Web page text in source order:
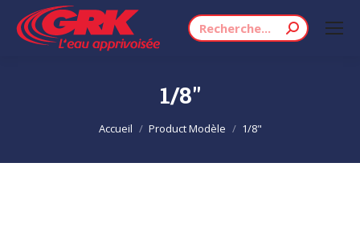
Recherche
1/8"
Vous êtes ici :
Accueil Product Modèle 1/8"